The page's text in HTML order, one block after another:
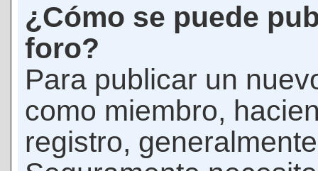
¿Cómo se puede
foro?
Para publicar un
como miembro,
registro,